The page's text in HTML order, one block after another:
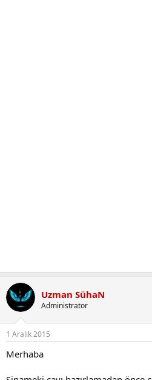
Uzman SühaN
Administrator
1 Aralık 2015
Merhaba